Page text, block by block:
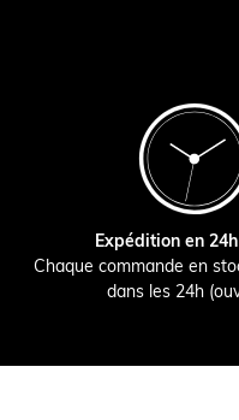
Expédition en
Chaque commande en
dans les 24h